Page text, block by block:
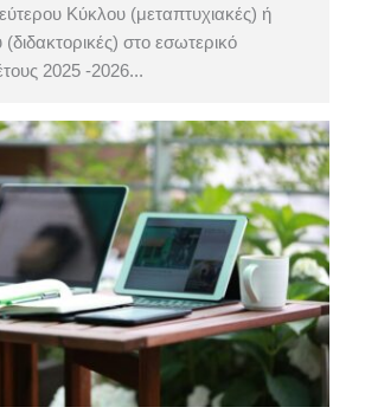
Κύκλου (μεταπτυχιακές) ή
στο εσωτερικό
2025 -2026...